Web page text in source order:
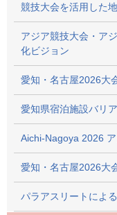
競技大会を活用した
アジア競技大会・ア
化ビジョン
愛知・名古屋2026大
愛知県宿泊施設バリ
Aichi-Nagoya 2026
愛知・名古屋2026大
パラアスリートによ